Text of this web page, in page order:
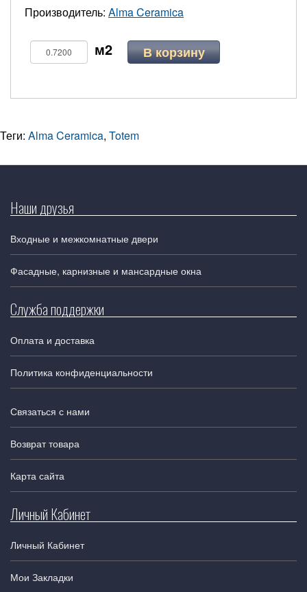
Производитель: Alma Ceramica
В корзину
Теги: Alma Ceramica, Totem
Наши друзья
Входные и межкомнатные двери
Фасадные, карнизные и мансардные окна
Служба поддержки
Оплата и доставка
Политика конфиденциальности
Связаться с нами
Возврат товара
Карта сайта
Личный Кабинет
Личный Кабинет
Мои Закладки